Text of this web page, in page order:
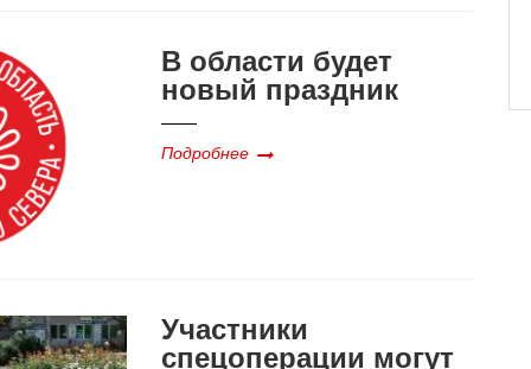
В области будет
новый праздник
Подробнее
Участники
спецоперации могут